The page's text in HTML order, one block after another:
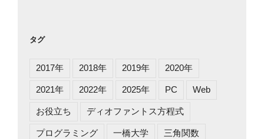
タグ
2017年 2018年 2019年 2020年
2021年 2022年 2025年 PC Web
お役立ち ディオファントス方程式
プログラミング 一橋大学 三角関数